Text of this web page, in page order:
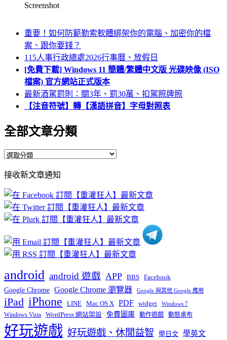
Screenshot
重要！如何防範勒索軟體綁架你的電腦、加密你的檔
案、跟你要錢？
115人事行政總處2026行事曆、放假日
[免費下載] Windows 11 簡體/繁體中文版 光碟映像 (ISO
檔案) 官方網站正式版本
最新酒駕罰則：關3年、罰30萬、扣駕照牌照
【注音符號】轉【漢語拼音】字母對照表
全部文章分類
全
文
章
分
類
接收新文章通知
android android 遊戲 APP BBS Facebook
Google Chrome Google Chrome 瀏覽器 Google 與其他 Google 應用
iPad iPhone LINE Mac OS X PDF widget Windows 7
Windows Vista WordPress 網站架設 免費圖庫 動作遊戲 動態桌布
好玩遊戲 好玩遊戲、休閒益智 學日文 學英文